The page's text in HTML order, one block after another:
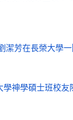
潔芳在長榮大學
神學碩士班校